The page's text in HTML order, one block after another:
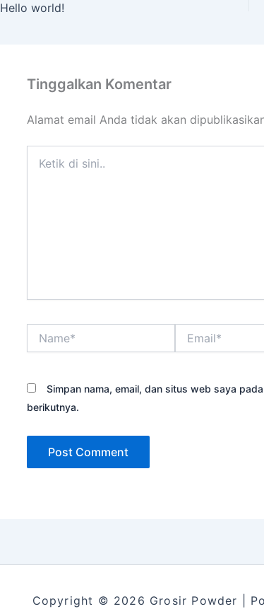
Hello world!
Tinggalkan Komentar
Alamat email Anda tidak akan
Simpan nama, email, dan situs web saya
berikutnya.
Copyright © 2026 Grosir Powder |